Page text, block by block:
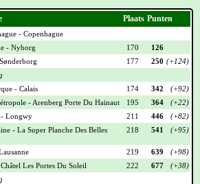
Plaats Punten
- Copenhague
- Nyborg 170
126
177 250 (+124)
- Calais 174 342
(+92)
- Arenberg Porte Du Hainaut 195 364
(+22)
- Longwy 211 446
(+82)
- La Super Planche Des Belles
218 541 (+95)
219 639
(+98)
Les Portes Du Soleil 222 677
(+38)